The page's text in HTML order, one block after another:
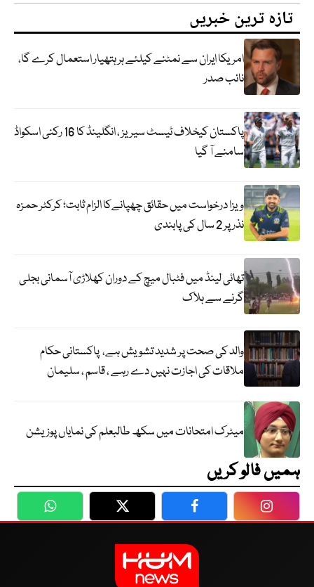
تازہ ترین خبریں
امریکا ایران سے نمٹنے کیلئے ہر ہتھیار استعمال کرے گا،
نائب صدر
پاکستان کیخلاف ٹیسٹ سیریز ، انگلینڈ کا 16 رکنی اسکواڈ
سامنے آ گیا
ویزا درخواست میں حقائق چھپانےکا الزام ثابت؛ کرکٹر حمزہ
نذر پر 2 سال کی پابندی
تھائی لینڈ میں فٹبال میچ کے دوران کھلاڑی آسمانی بجلی
گرنے سے ہلاک
والد کی صحت پر شدید تشویش ہے، پاکستانی حکام
ملاقات کی اجازت نہیں دے رہے ، قاسم ، سلیمان
میٹرک امتحانات میں سکھ طالبعلم کی نمایاں پوزیشن
ہمیں فالو کریں
WhatsApp Twitter Facebook